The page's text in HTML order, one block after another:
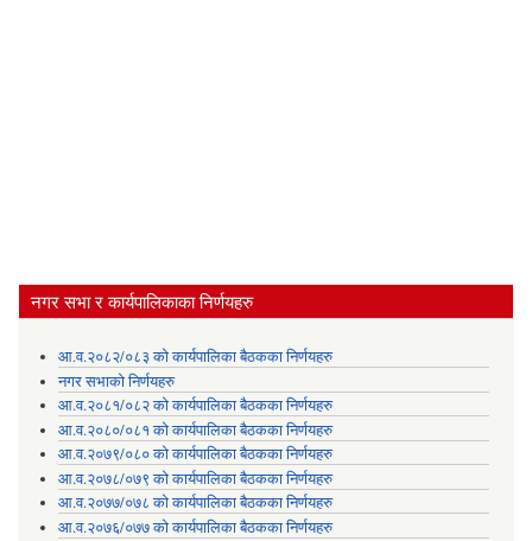
नगर सभा र कार्यपालिकाका निर्णयहरु
आ.व.२०८२/०८३ को कार्यपालिका बैठकका निर्णयहरु
नगर सभाको निर्णयहरु
आ.व.२०८१/०८२ को कार्यपालिका बैठकका निर्णयहरु
आ.व.२०८०/०८१ को कार्यपालिका बैठकका निर्णयहरु
आ.व.२०७९/०८० को कार्यपालिका बैठकका निर्णयहरु
आ.व.२०७८/०७९ को कार्यपालिका बैठकका निर्णयहरु
आ.व.२०७७/०७८ को कार्यपालिका बैठकका निर्णयहरु
आ.व.२०७६/०७७ को कार्यपालिका बैठकका निर्णयहरु